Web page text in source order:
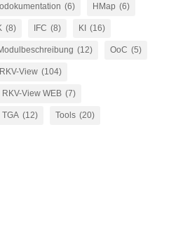
(6) HMap (6)
(8) IFC (8) KI (16)
(12) OoC (5)
RKV-View (104)
RKV-View WEB (7)
TGA (12) Tools (20)